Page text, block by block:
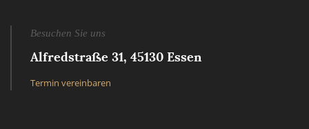
Besuchen Sie uns
Alfredstraße 31, 45130 Essen
Termin vereinbaren